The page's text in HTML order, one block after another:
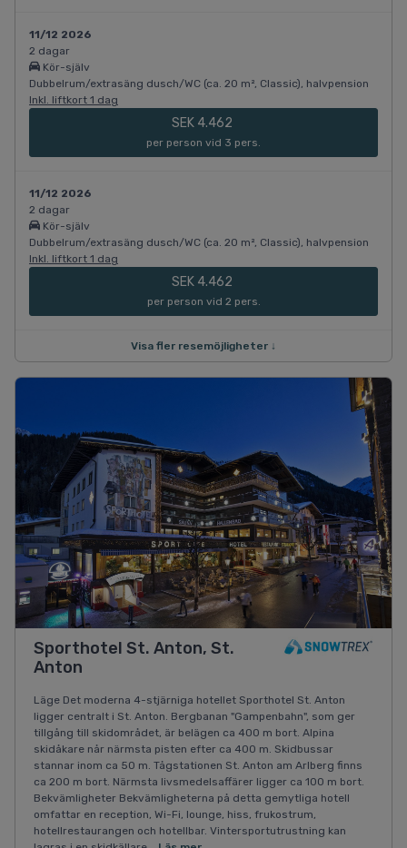
11/12 2026
2 dagar
Kör-själv
Dubbelrum/extrasäng dusch/WC (ca. 20 m², Classic), halvpension
Inkl. liftkort 1 dag
SEK 4.462
per person vid 3 pers.
11/12 2026
2 dagar
Kör-själv
Dubbelrum/extrasäng dusch/WC (ca. 20 m², Classic), halvpension
Inkl. liftkort 1 dag
SEK 4.462
per person vid 2 pers.
Visa fler resemöjligheter ↓
Sporthotel St. Anton, St.
Anton
Läge Det moderna 4-stjärniga hotellet Sporthotel St. Anton
ligger centralt i St. Anton. Bergbanan "Gampenbahn", som ger
tillgång till skidområdet, är belägen ca 400 m bort. Alpina
skidåkare når närmsta pisten efter ca 400 m. Skidbussar
stannar inom ca 50 m. Tågstationen St. Anton am Arlberg finns
ca 200 m bort. Närmsta livsmedelsaffärer ligger ca 100 m bort.
Bekvämligheter Bekvämligheterna på detta gemytliga hotell
omfattar en reception, Wi-Fi, lounge, hiss, frukostrum,
hotellrestaurangen och hotellbar. Vintersportutrustning kan